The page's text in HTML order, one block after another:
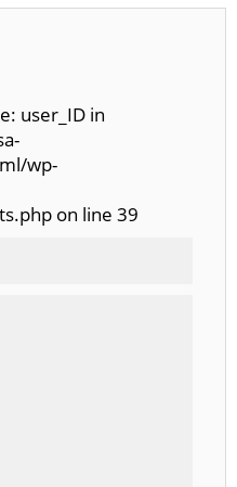
user_ID in
wp-
on line 39